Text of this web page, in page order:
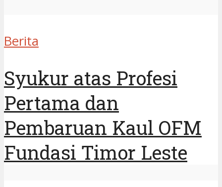
Berita
Syukur atas Profesi
Pertama dan
Pembaruan Kaul OFM
Fundasi Timor Leste